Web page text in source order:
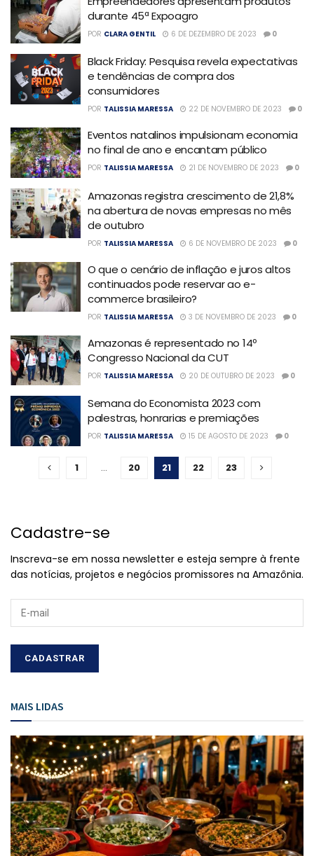
durante 45ª Expoagro
POR CLARA GENTIL 6 DE DEZEMBRO DE 2023 0
Black Friday: Pesquisa revela expectativas
e tendências de compra dos
consumidores
POR TALISSIA MARESSA 22 DE NOVEMBRO DE 2023 0
Eventos natalinos impulsionam economia
no final de ano e encantam público
POR TALISSIA MARESSA 21 DE NOVEMBRO DE 2023 0
Amazonas registra crescimento de 21,8%
na abertura de novas empresas no mês
de outubro
POR TALISSIA MARESSA 6 DE NOVEMBRO DE 2023 0
O que o cenário de inflação e juros altos
continuados pode reservar ao e-
commerce brasileiro?
POR TALISSIA MARESSA 3 DE NOVEMBRO DE 2023 0
Amazonas é representado no 14º
Congresso Nacional da CUT
POR TALISSIA MARESSA 20 DE OUTUBRO DE 2023 0
Semana do Economista 2023 com
palestras, honrarias e premiações
POR TALISSIA MARESSA 15 DE AGOSTO DE 2023 0
1 … 20 21 22 23
Cadastre-se
Inscreva-se em nossa newsletter e esteja sempre à frente
das notícias, projetos e negócios promissores na Amazônia.
MAIS LIDAS